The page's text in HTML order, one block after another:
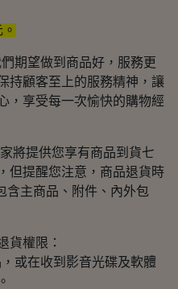
期望做到商品好，服務更
持顧客至上的服務精神，讓
，享受每一次愉快的購物經
將提供您享有商品到貨七
但提醒您注意，商品退貨時
含主商品、附件、內外包
貨權限：
或在收到影音光碟及軟體